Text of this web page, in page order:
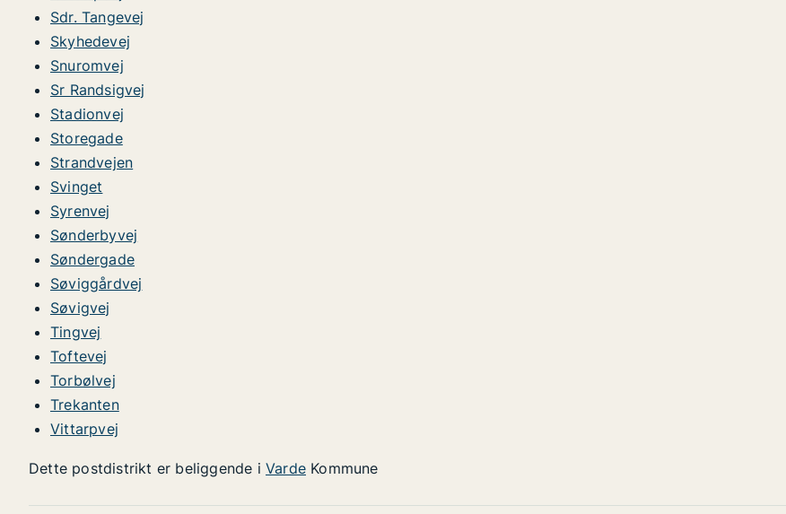
Sdr. Tangevej
Skyhedevej
Snuromvej
Sr Randsigvej
Stadionvej
Storegade
Strandvejen
Svinget
Syrenvej
Sønderbyvej
Søndergade
Søviggårdvej
Søvigvej
Tingvej
Toftevej
Torbølvej
Trekanten
Vittarpvej
Dette postdistrikt er beliggende i Varde Kommune